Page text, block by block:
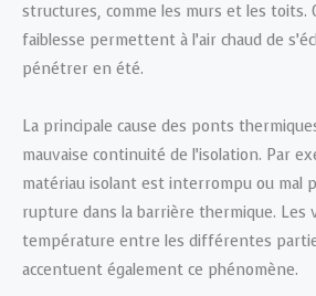
structures, comme les murs et les toits.
faiblesse permettent à l’air chaud de
pénétrer en été.
La principale cause des ponts
mauvaise continuité de l’isolation. Par
matériau isolant est interrompu ou mal
rupture dans la barrière thermique. Les
température entre les différentes
accentuent également ce phénomène.